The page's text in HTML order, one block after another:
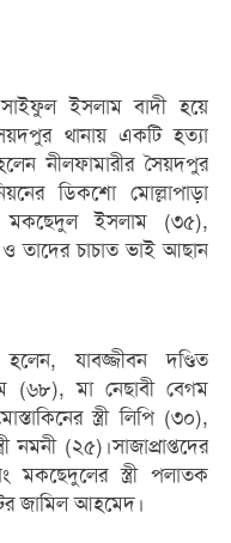
ইসলাম বাদী হয়ে
থানায় একটি হত্যা
নীলফামারীর সৈয়দপুর
ডিকশো মোল্লাপাড়া
মকছেদুল ইসলাম (৩৫),
তাদের চাচাত ভাই আছান
যাবজ্জীবন দণ্ডিত
(৬৮), মা নেছাবী বেগম
স্ত্রী লিপি (৩০),
(২৫)।সাজাপ্রাপ্তদের
মকছেদুলের স্ত্রী পলাতক
জামিল আহমেদ।